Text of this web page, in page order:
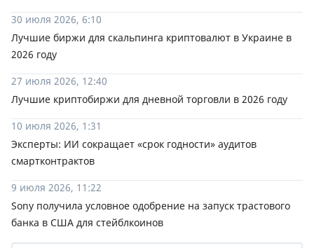
30 июля 2026, 6:10
Лучшие биржи для скальпинга криптовалют в Украине в
2026 году
27 июля 2026, 12:40
Лучшие криптобиржи для дневной торговли в 2026 году
10 июля 2026, 1:31
Эксперты: ИИ сокращает «срок годности» аудитов
смартконтрактов
9 июля 2026, 11:22
Sony получила условное одобрение на запуск трастового
банка в США для стейблкоинов